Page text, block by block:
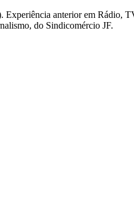
anterior em Rádio,
do Sindicomércio JF.